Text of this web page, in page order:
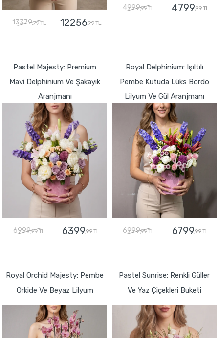
13379,99 TL 12256,99 TL
4999,99 TL 4799,99 TL
Pastel Majesty: Premium
Mavi Delphinium Ve Şakayık
Aranjmanı
6999,99 TL 6399,99 TL
Royal Delphinium: Işıltılı
Pembe Kutuda Lüks Bordo
Lilyum Ve Gül Aranjmanı
6999,99 TL 6799,99 TL
Royal Orchid Majesty: Pembe
Orkide Ve Beyaz Lilyum
Pastel Sunrise: Renkli Güller
Ve Yaz Çiçekleri Buketi